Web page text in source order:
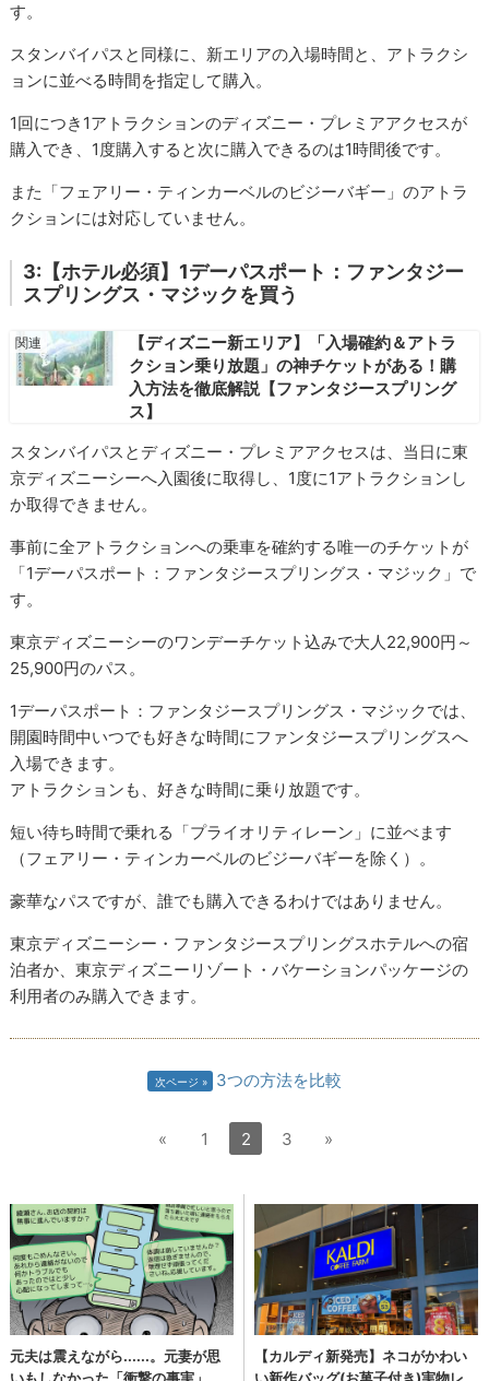
す。
スタンバイパスと同様に、新エリアの入場時間と、アトラクシ
ョンに並べる時間を指定して購入。
1回につき1アトラクションのディズニー・プレミアアクセスが
購入でき、1度購入すると次に購入できるのは1時間後です。
また「フェアリー・ティンカーベルのビジーバギー」のアトラ
クションには対応していません。
3:【ホテル必須】1デーパスポート：ファンタジー
スプリングス・マジックを買う
【ディズニー新エリア】「入場確約＆アトラ
クション乗り放題」の神チケットがある！購
入方法を徹底解説【ファンタジースプリング
ス】
スタンバイパスとディズニー・プレミアアクセスは、当日に東
京ディズニーシーへ入園後に取得し、1度に1アトラクションし
か取得できません。
事前に全アトラクションへの乗車を確約する唯一のチケットが
「1デーパスポート：ファンタジースプリングス・マジック」で
す。
東京ディズニーシーのワンデーチケット込みで大人22,900円～
25,900円のパス。
1デーパスポート：ファンタジースプリングス・マジックでは、
開園時間中いつでも好きな時間にファンタジースプリングスへ
入場できます。
アトラクションも、好きな時間に乗り放題です。
短い待ち時間で乗れる「プライオリティレーン」に並べます
（フェアリー・ティンカーベルのビジーバギーを除く）。
豪華なパスですが、誰でも購入できるわけではありません。
東京ディズニーシー・ファンタジースプリングスホテルへの宿
泊者か、東京ディズニーリゾート・バケーションパッケージの
利用者のみ購入できます。
次ページ 3つの方法を比較
« 1 2 3 »